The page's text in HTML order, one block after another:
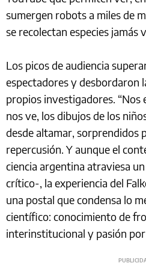
sumergen robots a miles de
se recolectan especies jamás
Los picos de audiencia
espectadores y desbordaron
propios investigadores. “Nos
nos ve, los dibujos de los
desde altamar, sorprendidos
repercusión. Y aunque el
ciencia argentina atraviesa
crítico-, la experiencia del
una postal que condensa lo
científico: conocimiento de
interinstitucional y pasión